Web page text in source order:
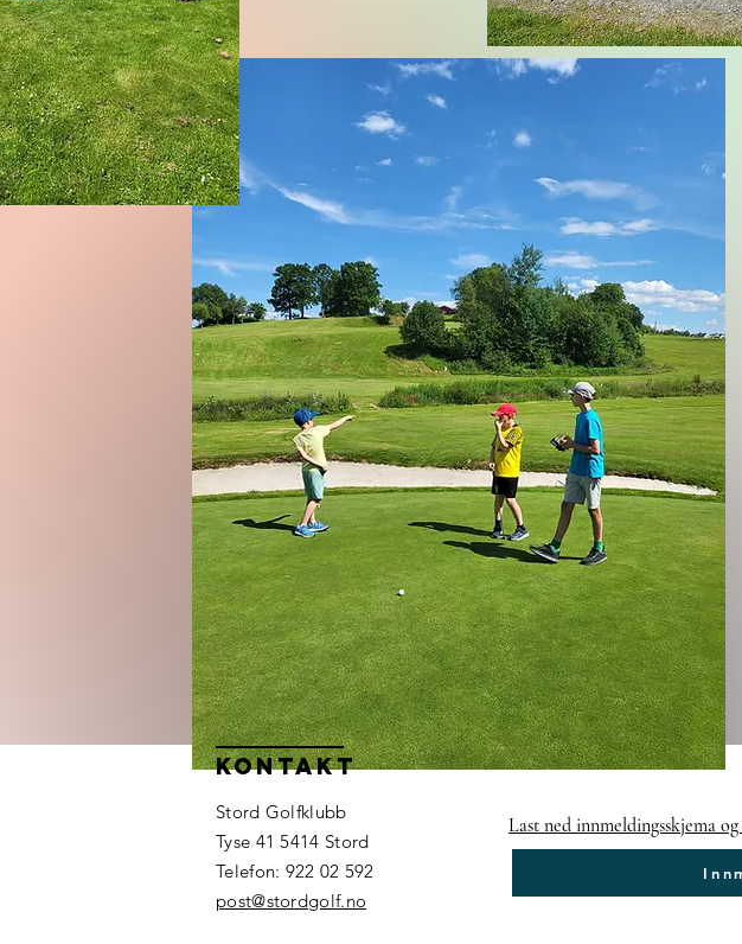
Kontakt
Stord Golfklubb
Tyse 41 5414 Stord
Telefon: 922 02 592
post@stordgolf.no
Last ned innmeldingsskjema